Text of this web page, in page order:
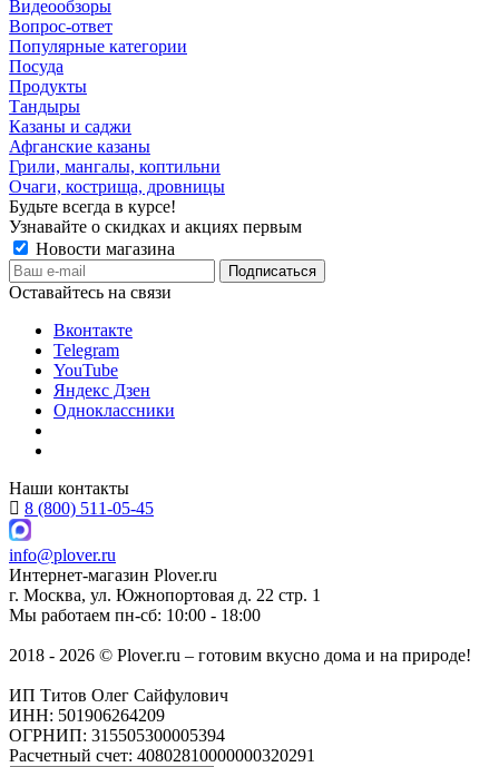
Видеообзоры
Вопрос-ответ
Популярные категории
Посуда
Продукты
Тандыры
Казаны и саджи
Афганские казаны
Грили, мангалы, коптильни
Очаги, кострища, дровницы
Будьте всегда в курсе!
Узнавайте о скидках и акциях первым
Новости магазина
Оставайтесь на связи
Вконтакте
Telegram
YouTube
Яндекс Дзен
Одноклассники
Наши контакты
8 (800) 511-05-45
info@plover.ru
Интернет-магазин Plover.ru
г. Москва, ул. Южнопортовая д. 22 стр. 1
Мы работаем пн-сб: 10:00 - 18:00
2018 - 2026 © Plover.ru – готовим вкусно дома и на природе!
ИП Титов Олег Сайфулович
ИНН: 501906264209
ОГРНИП: 315505300005394
Расчетный счет: 40802810000000320291